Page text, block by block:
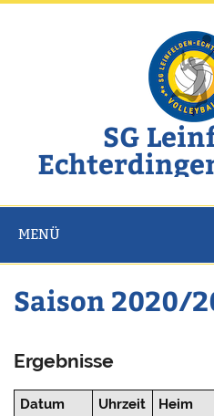
Zum
SG
MENÜ
Saison 2020/
Ergebnisse
Datum Uhrzeit Heim